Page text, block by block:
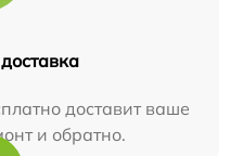
доставит ваше
и обратно.